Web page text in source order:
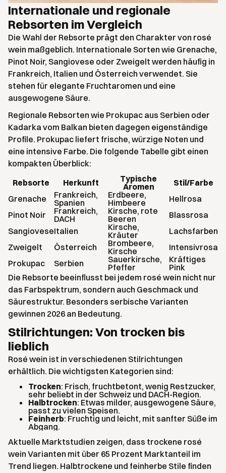
Internationale und regionale
Rebsorten im Vergleich
Die Wahl der Rebsorte prägt den Charakter von rosé
wein maßgeblich. Internationale Sorten wie Grenache,
Pinot Noir, Sangiovese oder Zweigelt werden häufig in
Frankreich, Italien und Österreich verwendet. Sie
stehen für elegante Fruchtaromen und eine
ausgewogene Säure.
Regionale Rebsorten wie Prokupac aus Serbien oder
Kadarka vom Balkan bieten dagegen eigenständige
Profile. Prokupac liefert frische, würzige Noten und
eine intensive Farbe. Die folgende Tabelle gibt einen
kompakten Überblick:
Rebsorte
Herkunft
Typische
Aromen
Stil/Farbe
Grenache
Frankreich,
Spanien
Erdbeere,
Himbeere
Hellrosa
Pinot Noir
Frankreich,
DACH
Kirsche, rote
Beeren
Blassrosa
SangioveseItalien
Kirsche,
Kräuter
Lachsfarben
Zweigelt
Österreich
Brombeere,
Kirsche
Intensivrosa
Prokupac
Serbien
Sauerkirsche,
Pfeffer
Kräftiges
Pink
Die Rebsorte beeinflusst bei jedem rosé wein nicht nur
das Farbspektrum, sondern auch Geschmack und
Säurestruktur. Besonders serbische Varianten
gewinnen 2026 an Bedeutung.
Stilrichtungen: Von trocken bis
lieblich
Rosé wein ist in verschiedenen Stilrichtungen
erhältlich. Die wichtigsten Kategorien sind:
Trocken: Frisch, fruchtbetont, wenig Restzucker,
sehr beliebt in der Schweiz und DACH-Region.
Halbtrocken: Etwas milder, ausgewogene Säure,
passt zu vielen Speisen.
Feinherb: Fruchtig und leicht, mit sanfter Süße im
Abgang.
Aktuelle Marktstudien zeigen, dass trockene rosé
wein Varianten mit über 65 Prozent Marktanteil im
Trend liegen. Halbtrockene und feinherbe Stile finden